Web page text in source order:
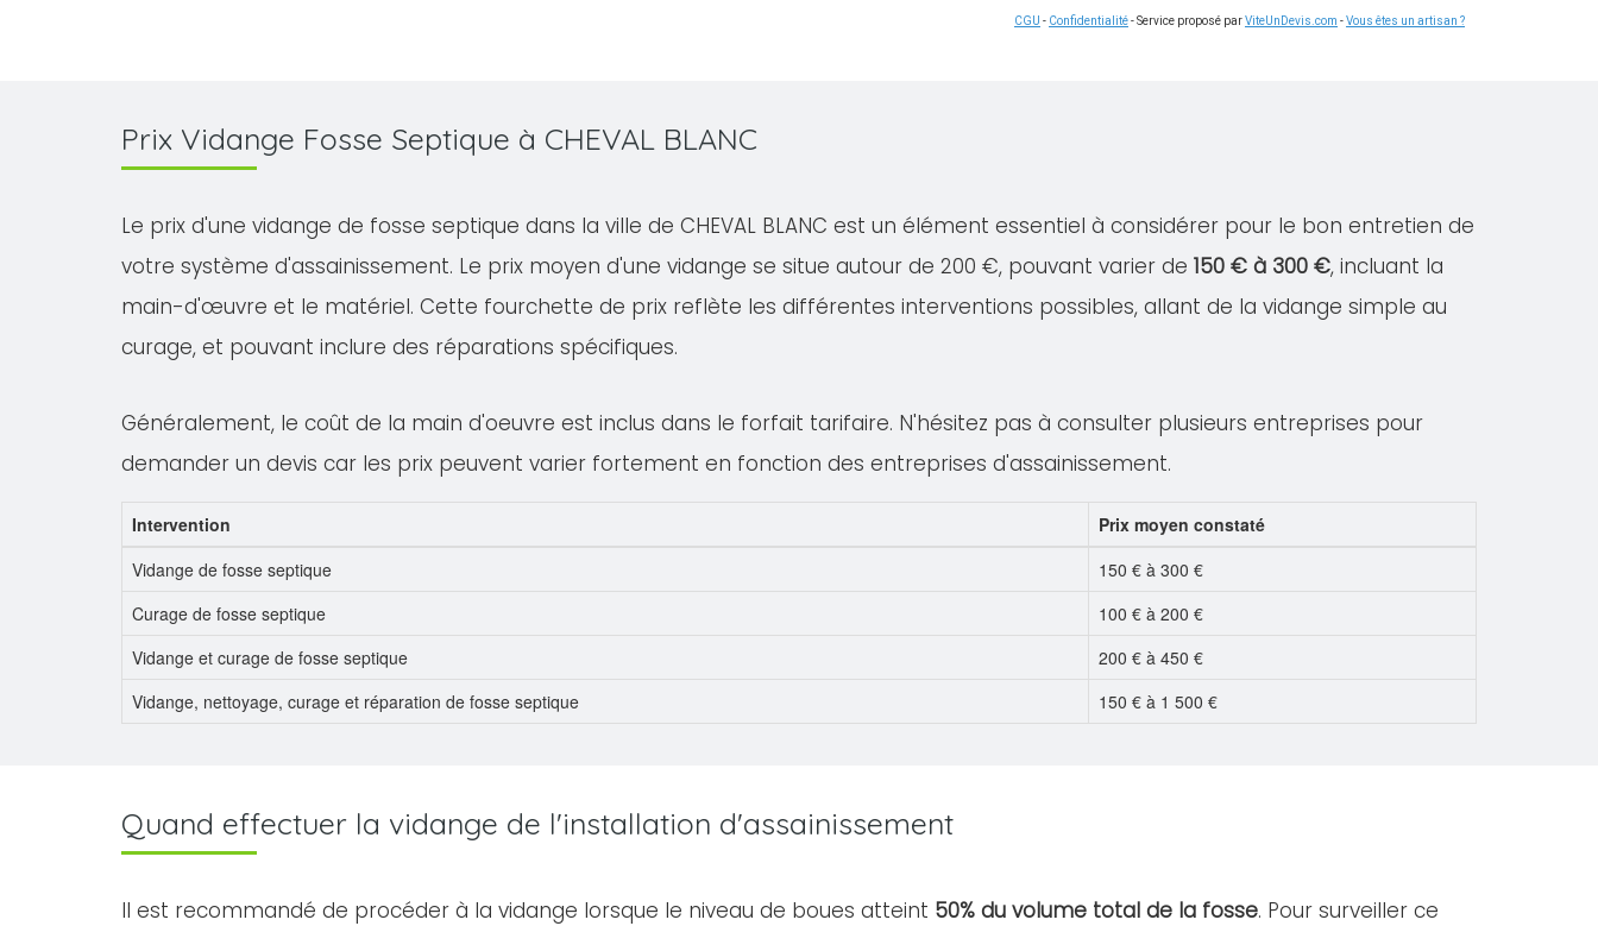
CGU - Confidentialité- Service proposé parViteUnDevis.com -Vous êtes un artisan ?
Prix Vidange Fosse Septique à CHEVAL BLANC
Le prix d'une vidange de fosse septique dans la ville de CHEVAL BLANC est un élément essentiel à considérer pour le bon entretien de
votre système d'assainissement. Le prix moyen d'une vidange se situe autour de 200 €, pouvant varier de 150 € à 300 €, incluant la
main-d'œuvre et le matériel. Cette fourchette de prix reflète les différentes interventions possibles, allant de la vidange simple au
curage, et pouvant inclure des réparations spécifiques.
Généralement, le coût de la main d'oeuvre est inclus dans le forfait tarifaire. N'hésitez pas à consulter plusieurs entreprises pour
demander un devis car les prix peuvent varier fortement en fonction des entreprises d'assainissement.
Intervention
Prix moyen constaté
Vidange de fosse septique
150 € à 300 €
Curage de fosse septique
100 € à 200 €
Vidange et curage de fosse septique
200 € à 450 €
Vidange, nettoyage, curage et réparation de fosse septique
150 € à 1 500 €
Quand effectuer la vidange de l'installation d'assainissement
Il est recommandé de procéder à la vidange lorsque le niveau de boues atteint 50% du volume total de la fosse. Pour surveiller ce